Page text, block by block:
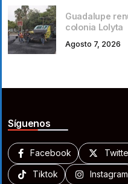
Guadalupe
colonia Lolyta
Agosto 7, 2026
Síguenos
Facebook
Tiktok Instagram